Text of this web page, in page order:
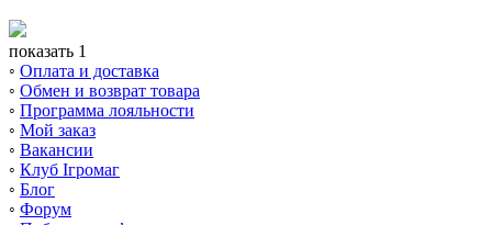
показать 1
◦ Оплата и доставка
◦ Обмен и возврат товара
◦ Программа лояльности
◦ Мой заказ
◦ Вакансии
◦ Клуб Ігромаг
◦ Блог
◦ Форум